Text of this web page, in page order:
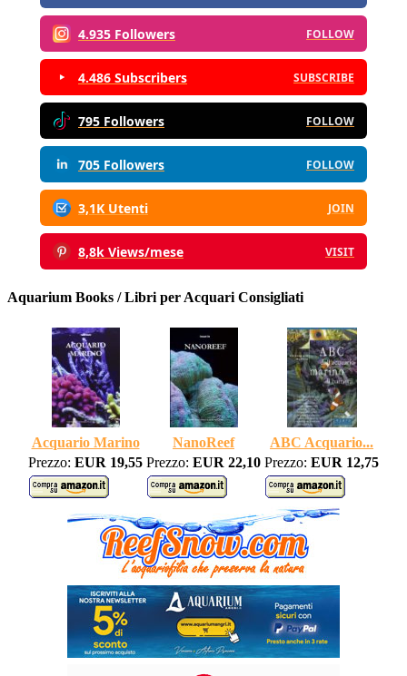
4.935 Followers FOLLOW
4.486 Subscribers SUBSCRIBE
795 Followers FOLLOW
705 Followers FOLLOW
3,1K Utenti JOIN
8,8k Views/mese VISIT
Aquarium Books / Libri per Acquari Consigliati
Acquario Marino NanoReef
ABC Acquario...
Prezzo: EUR 19,55 Prezzo: EUR 22,10 Prezzo: EUR 12,75